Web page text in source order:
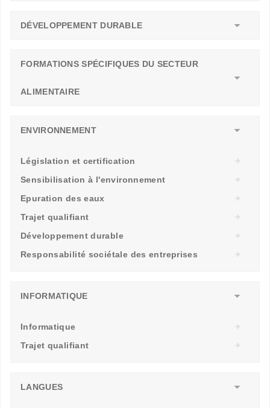
DÉVELOPPEMENT DURABLE
FORMATIONS SPÉCIFIQUES DU SECTEUR
ALIMENTAIRE
ENVIRONNEMENT
Législation et certification
Sensibilisation à l'environnement
Epuration des eaux
Trajet qualifiant
Développement durable
Responsabilité sociétale des entreprises
INFORMATIQUE
Informatique
Trajet qualifiant
LANGUES